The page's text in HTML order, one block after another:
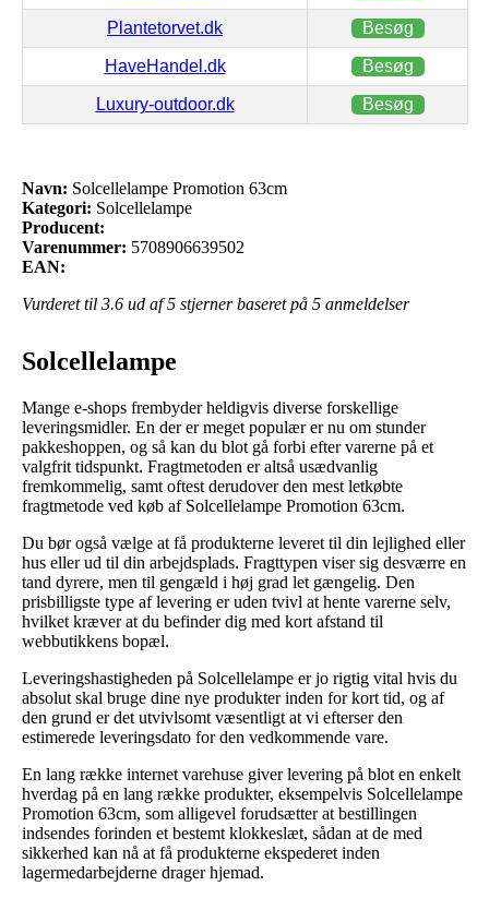
Plantetorvet.dk Besøg
HaveHandel.dk Besøg
Luxury-outdoor.dk Besøg
Navn: Solcellelampe Promotion 63cm
Kategori: Solcellelampe
Producent:
Varenummer: 5708906639502
EAN:
Vurderet til 3.6 ud af 5 stjerner baseret på 5 anmeldelser
Solcellelampe
Mange e-shops frembyder heldigvis diverse forskellige
leveringsmidler. En der er meget populær er nu om stunder
pakkeshoppen, og så kan du blot gå forbi efter varerne på et
valgfrit tidspunkt. Fragtmetoden er altså usædvanlig
fremkommelig, samt oftest derudover den mest letkøbte
fragtmetode ved køb af Solcellelampe Promotion 63cm.
Du bør også vælge at få produkterne leveret til din lejlighed eller
hus eller ud til din arbejdsplads. Fragttypen viser sig desværre en
tand dyrere, men til gengæld i høj grad let gængelig. Den
prisbilligste type af levering er uden tvivl at hente varerne selv,
hvilket kræver at du befinder dig med kort afstand til
webbutikkens bopæl.
Leveringshastigheden på Solcellelampe er jo rigtig vital hvis du
absolut skal bruge dine nye produkter inden for kort tid, og af
den grund er det utvivlsomt væsentligt at vi efterser den
estimerede leveringsdato for den vedkommende vare.
En lang række internet varehuse giver levering på blot en enkelt
hverdag på en lang række produkter, eksempelvis Solcellelampe
Promotion 63cm, som alligevel forudsætter at bestillingen
indsendes forinden et bestemt klokkeslæt, sådan at de med
sikkerhed kan nå at få produkterne ekspederet inden
lagermedarbejderne drager hjemad.